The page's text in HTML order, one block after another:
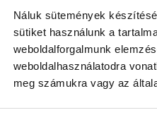
Náluk sütemények
sütiket használunk a
weboldalforgalmunk
weboldalhasználatodra
meg számukra vagy az